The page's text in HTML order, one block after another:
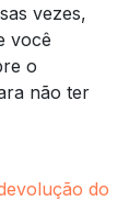
vezes,
você
o
não ter
do